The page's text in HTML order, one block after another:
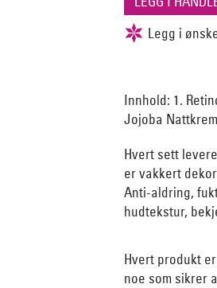
Innhold: 1.
Jojoba
Hvert sett
er vakkert
Anti-aldring,
hudtekstur,
Hvert produkt
noe som sikrer